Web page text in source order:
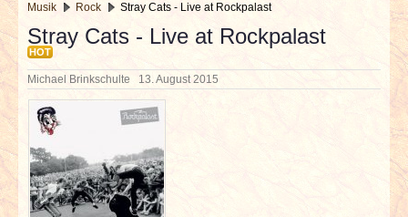
NEUESTE ARTIKEL
NEWS & DATES
BERICHTE
VERLOSUNGEN
Musik Rock Stray Cats - Live at Rockpalast
Stray Cats - Live at Rockpalast
HOT
Michael Brinkschulte 13. August 2015